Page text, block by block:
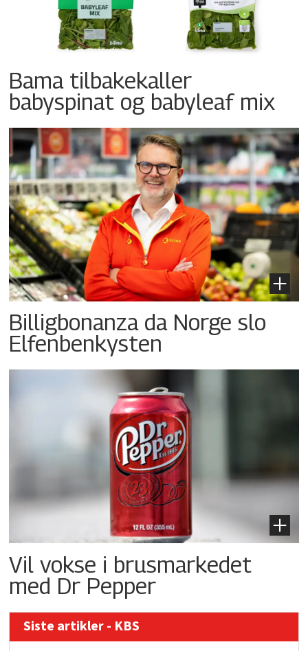
Bama tilbakekaller
babyspinat og babyleaf mix
Billigbonanza da Norge slo
Elfenbenkysten
Vil vokse i brusmarkedet
med Dr Pepper
Siste artikler - KBS